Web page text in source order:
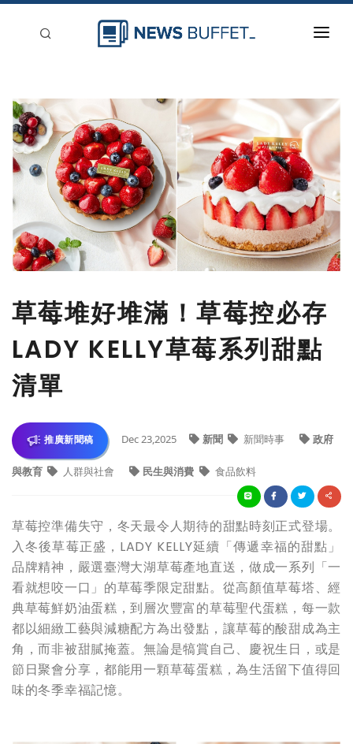
新聞稿分類
登入
刊登
草莓堆好堆滿！草莓控必存
LADY KELLY草莓系列甜點
清單
推廣新聞稿 Dec 23,2025 新聞 新聞時事 政府
與教育 人群與社會 民生與消費 食品飲料
草莓控準備失守，冬天最令人期待的甜點時刻正式登場。
入冬後草莓正盛，LADY KELLY延續「傳遞幸福的甜點」
品牌精神，嚴選臺灣大湖草莓產地直送，做成一系列「一
看就想咬一口」的草莓季限定甜點。從高顏值草莓塔、經
典草莓鮮奶油蛋糕，到層次豐富的草莓聖代蛋糕，每一款
都以細緻工藝與減糖配方為出發點，讓草莓的酸甜成為主
角，而非被甜膩掩蓋。無論是犒賞自己、慶祝生日，或是
節日聚會分享，都能用一顆草莓蛋糕，為生活留下值得回
味的冬季幸福記憶。